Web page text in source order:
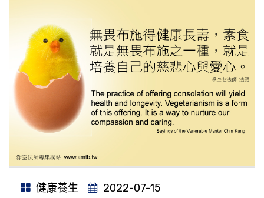
健康養生 2022-07-15